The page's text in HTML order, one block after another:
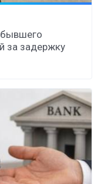
бывшего
за задержку